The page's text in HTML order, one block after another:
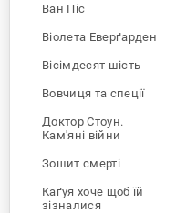
Ван Піс
Віолета Еверґарден
Вісімдесят шість
Вовчиця та спеції
Доктор Стоун.
Кам'яні війни
Зошит смерті
Каґуя хоче щоб їй
зізналися